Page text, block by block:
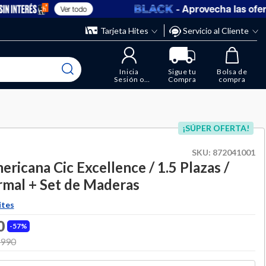
Ver todo - Aprovecha las ofertas
Servicio al Cliente
Tarjeta Hites
Inicia
Sesión o
Regístrate
Sigue tu
Compra
Bolsa de
compra
y elimina los que ya no necesitas.
¡SÚPER OFERTA!
SKU: 872041001
Cic Excellence / 1.5 Plazas /
+ Set de Maderas
57%
to